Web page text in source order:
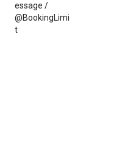
essage /
@BookingLimi
t